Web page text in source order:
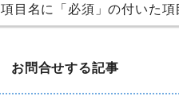
項目名に「必須」の付いた項
お問合せする記事